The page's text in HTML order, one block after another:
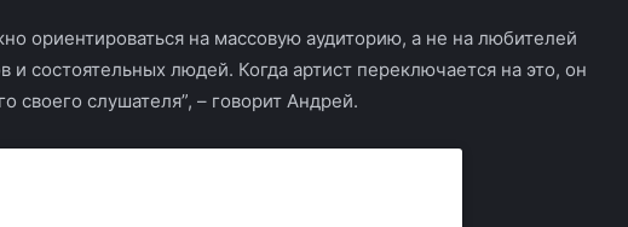
ориентироваться на массовую аудиторию, а не на любителей
и состоятельных людей. Когда артист переключается на это, он
своего слушателя”, – говорит Андрей.